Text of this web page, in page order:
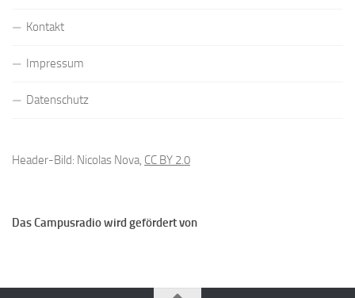
Kontakt
Impressum
Datenschutz
Header-Bild: Nicolas Nova, CC BY 2.0
Das Campusradio wird gefördert von